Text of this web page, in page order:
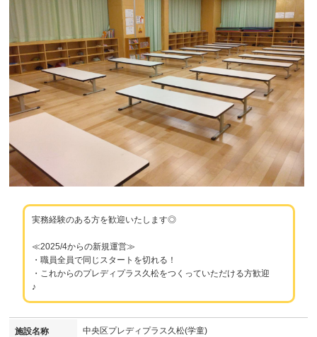
実務経験のある方を歓迎いたします◎
≪2025/4からの新規運営≫
・職員全員で同じスタートを切れる！
・これからのプレディプラス久松をつくっていただける方歓迎
♪
施設名称 中央区プレディプラス久松(学童)